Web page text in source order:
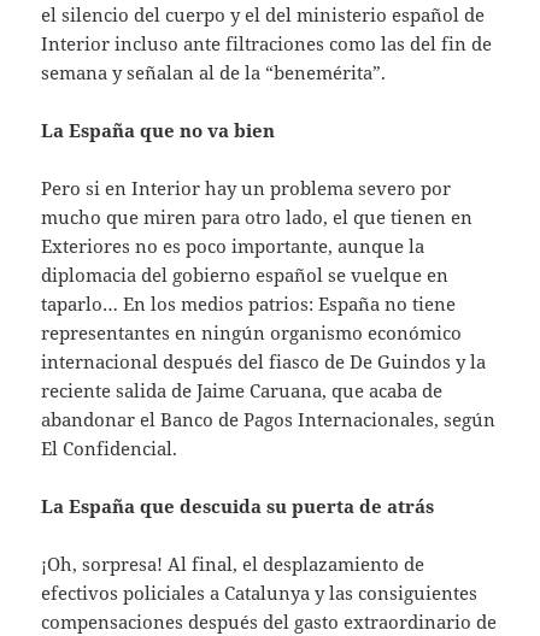
el silencio del cuerpo y el del ministerio español de
Interior incluso ante filtraciones como las del fin de
semana y señalan al de la “benemérita”.
La España que no va bien
Pero si en Interior hay un problema severo por
mucho que miren para otro lado, el que tienen en
Exteriores no es poco importante, aunque la
diplomacia del gobierno español se vuelque en
taparlo… En los medios patrios: España no tiene
representantes en ningún organismo económico
internacional después del fiasco de De Guindos y la
reciente salida de Jaime Caruana, que acaba de
abandonar el Banco de Pagos Internacionales, según
El Confidencial.
La España que descuida su puerta de atrás
¡Oh, sorpresa! Al final, el desplazamiento de
efectivos policiales a Catalunya y las consiguientes
compensaciones después del gasto extraordinario de